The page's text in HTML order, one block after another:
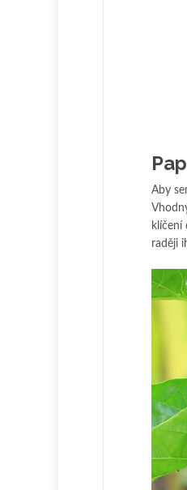
Aby
klíčení
raději